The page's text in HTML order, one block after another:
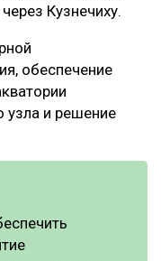
Кузнечиху.
обеспечение
узла и решение